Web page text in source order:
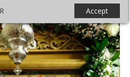
Accept